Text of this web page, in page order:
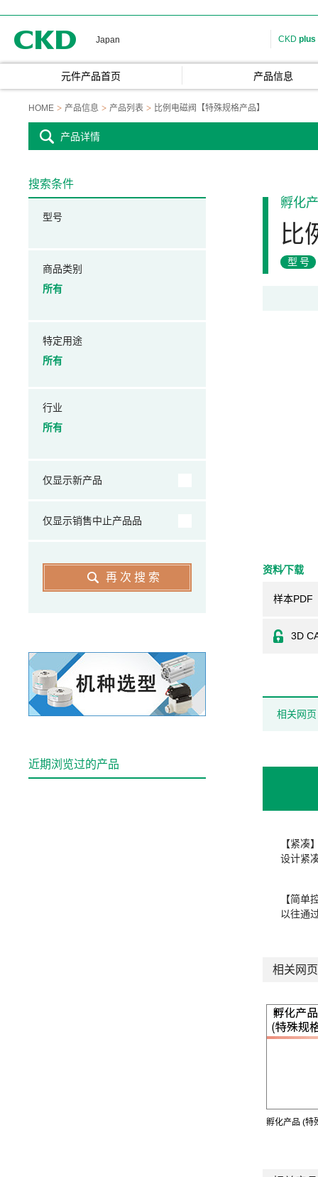
Japan CKD plus
元件产品首页 产品信息
HOME 产品信息 产品列表 比例电磁阀【特殊规格产品】
产品详情
孵化
比
型号
资料⁄下载
样本PDF
3D
相关网页
【紧凑
设计紧
【简单
以往通
相关网页
孵化产品 (特
搜索条件
型号
商品类别
所有
特定用途
所有
行业
所有
仅显示新产品
仅显示销售中止产品品
再次搜索
近期浏览过的产品